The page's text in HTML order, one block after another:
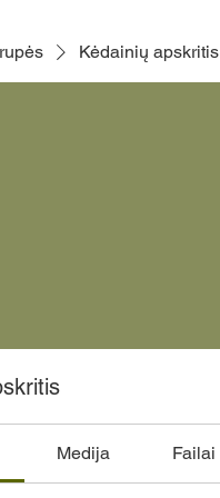
Kėdainių apskritis
Medija Failai